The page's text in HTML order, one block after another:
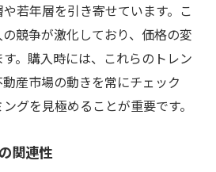
若年層を引き寄せています。こ
競争が激化しており、価格の変
。購入時には、これらのトレン
産市場の動きを常にチェック
グを見極めることが重要です。
関連性